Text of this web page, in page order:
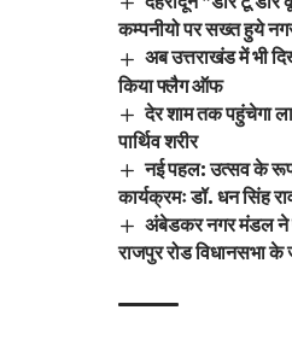
कम्पनीयो पर सख्त हुये
अब उत्तराखंड में भी
किया फ्लैग ऑफ
देर शाम तक पहुंचेगा
पार्थिव शरीर
नई पहल: उत्सव के रूप में
कार्यक्रमः डॉ. धन सिंह
अंबेडकर नगर मंडल ने
राजपुर रोड विधानसभा के